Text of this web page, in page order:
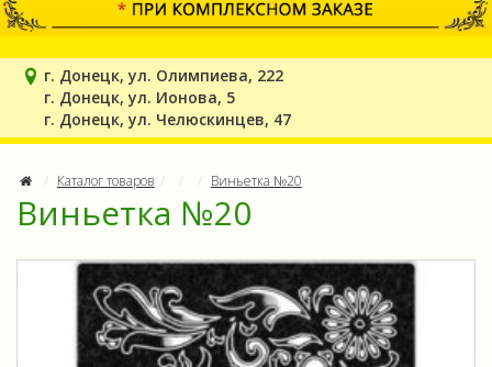
г. Донецк, ул. Олимпиева, 222
г. Донецк, ул. Ионова, 5
г. Донецк, ул. Челюскинцев, 47
Каталог товаров Виньетка №20
Виньетка №20